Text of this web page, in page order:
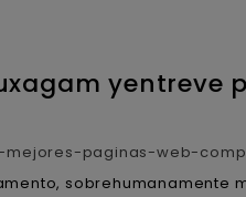
yentreve
paginas-web-